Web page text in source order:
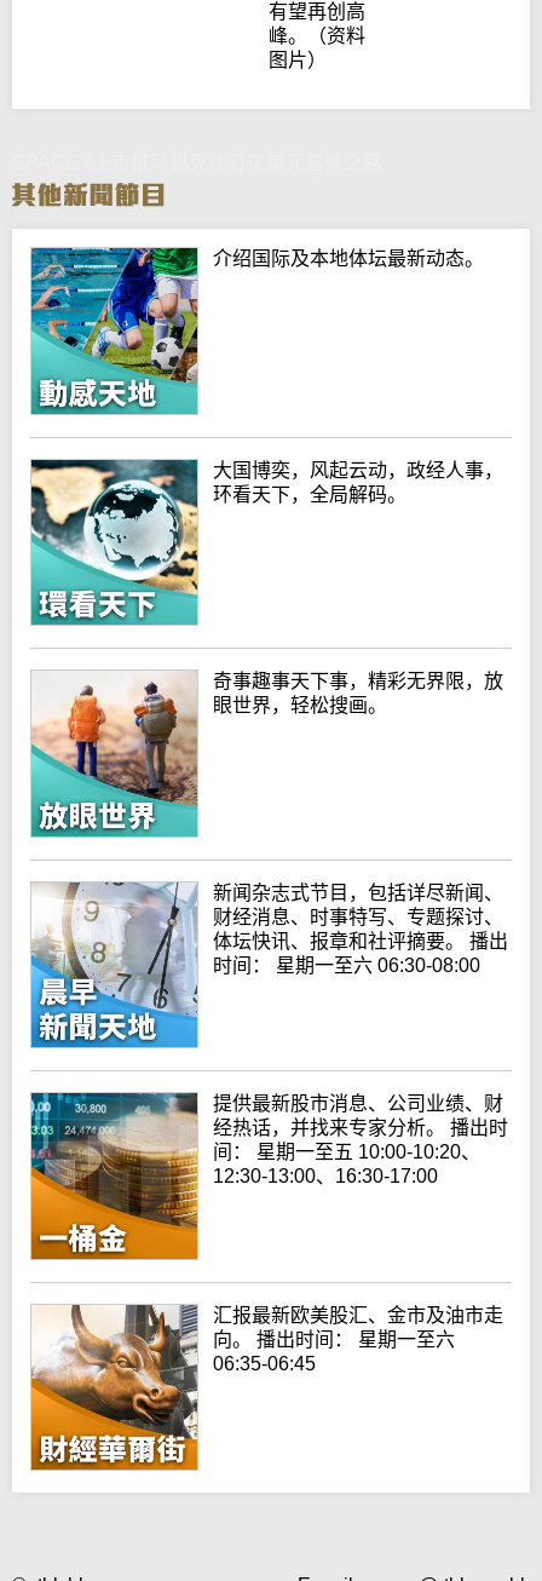
有望再创高
峰。（资料
图片）
介绍国际及本地体坛最新动态。
大国博奕，风起云动，政经人事，
环看天下，全局解码。
奇事趣事天下事，精彩无界限，放
眼世界，轻松搜画。
新闻杂志式节目，包括详尽新闻、
财经消息、时事特写、专题探讨、
体坛快讯、报章和社评摘要。 播出
时间： 星期一至六 06:30-08:00
提供最新股市消息、公司业绩、财
经热话，并找来专家分析。 播出时
间： 星期一至五 10:00-10:20、
12:30-13:00、16:30-17:00
汇报最新欧美股汇、金市及油市走
向。 播出时间： 星期一至六
06:35-06:45